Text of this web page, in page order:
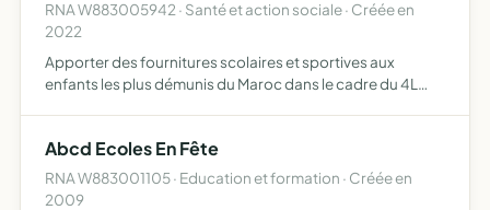
RNA W883005942 · Santé et action sociale · Créée en
2022
Apporter des fournitures scolaires et sportives aux
enfants les plus démunis du Maroc dans le cadre du 4L
Abcd Ecoles En Fête
RNA W883001105 · Education et formation · Créée en
2009